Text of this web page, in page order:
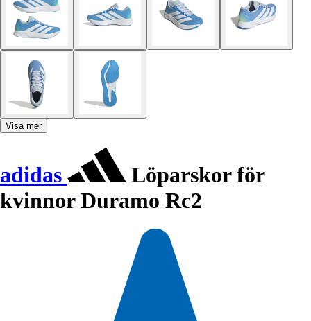
Visa mer
adidas
Löparskor för
kvinnor Duramo Rc2